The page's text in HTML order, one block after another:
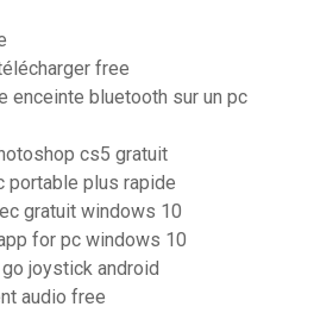
free
enceinte bluetooth sur un pc
cs5 gratuit
portable plus rapide
gratuit windows 10
for pc windows 10
joystick android
audio free